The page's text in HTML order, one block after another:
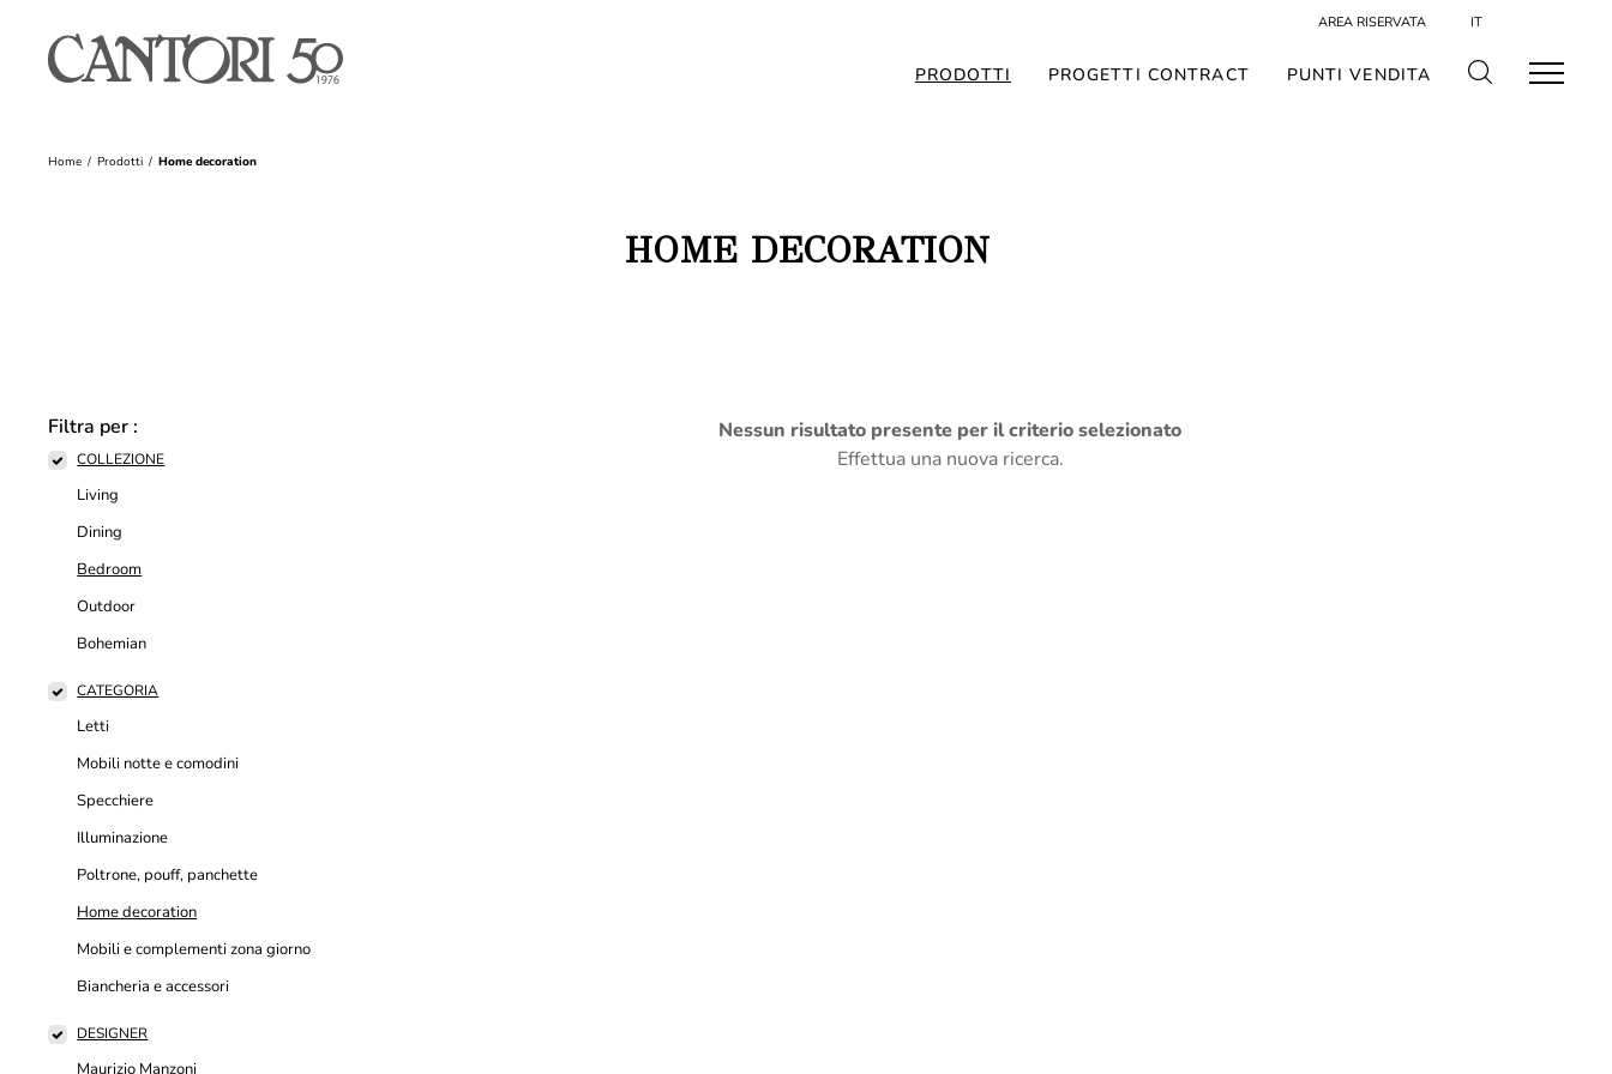
AREA RISERVATA IT
PRODOTTI PROGETTI CONTRACT PUNTI VENDITA
Home Prodotti Home decoration
HOME DECORATION
Filtra per :
COLLEZIONE
Living
Dining
Bedroom
Outdoor
Bohemian
CATEGORIA
Letti
Mobili notte e comodini
Specchiere
Illuminazione
Poltrone, pouff, panchette
Home decoration
Mobili e complementi zona giorno
Biancheria e accessori
DESIGNER
Maurizio Manzoni
Nessun risultato presente per il criterio selezionato
Effettua una nuova ricerca.